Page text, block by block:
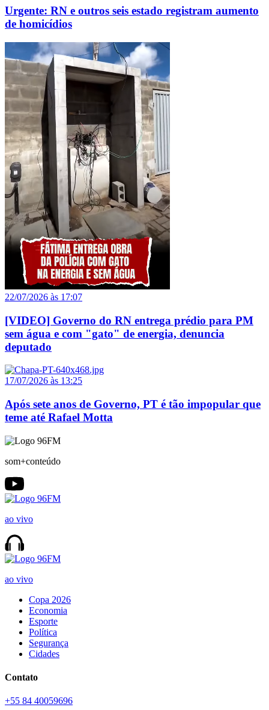
Urgente: RN e outros seis estado registram aumento
de homicídios
22/07/2026 às 17:07
[VIDEO] Governo do RN entrega prédio para PM
sem água e com "gato" de energia, denuncia
deputado
17/07/2026 às 13:25
Após sete anos de Governo, PT é tão impopular que
teme até Rafael Motta
som+conteúdo
ao vivo
ao vivo
Copa 2026
Economia
Esporte
Política
Segurança
Cidades
Contato
+55 84 40059696